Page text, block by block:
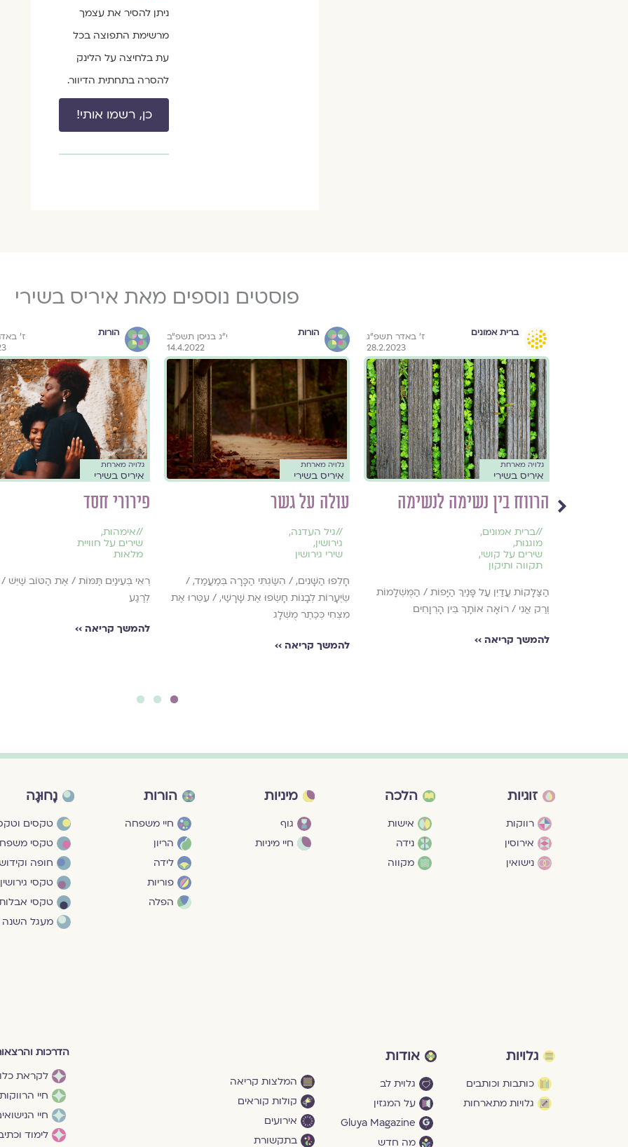
ניתן להסיר את עצמך
מרשימת התפוצה בכל
עת בלחיצה על הלינק
להסרה בתחתית הדיוור.
כן, רשמו אותי!
פוסטים נוספים מאת איריס בשירי
ברית אמונים
ז׳ באדר תשפ״ג
28.2.2023
גלויה מארחת
איריס בשירי
הרווח בין נשימה לנשימה
//ברית אמונים,
מוגנות,
שירים על קושי,
תקווה ותיקון
הַצַּלָּקוֹת עֲדַיִן עַל פָּנַיִךְ הַיָּפוֹת / הַמֻּשְׁלָמוֹת
וְרַק אֲנִי / רוֹאָה אוֹתָךְ בֵּין הָרְוָחִים
להמשך קריאה ››
הורות
י״ג בניסן תשפ״ב
14.4.2022
גלויה מארחת
איריס בשירי
עולה על גשר
//גיל העדנה,
גירושין,
שירי גירושין
חָלְפוּ הַשָּׁנִים, / הִשַּׂגְתִּי הַכָּרָה בְּמַעֲמַד, /
שֵׂיְּעָרוֹת לְבָנוֹת חָשְׂפוּ אֶת שָׁרָשַׁי, / עִטְּרוּ אֶת
מִצְחִי כְּכֶתֶר מֻשְׁלָג
להמשך קריאה ››
הורות
ז׳
גלויה מארחת
איריס בשירי
פירורי חסד
//אימהות,
שירים על חוויית
מלאות
רְאִי בְּעֵינַיִם תַּמּוֹת / אֶת הַטּוֹב שֶׁיֵּשׁ
לְרֶגַע
להמשך קריאה ››
1
זוגיות
רווקות
אירוסין
נישואין
הלכה
אישות
נידה
מקווה
מיניות
גוף
חיי מיניות
הורות
חיי משפחה
הריון
לידה
פוריות
הפלה
נָחוּגָה
טקסים
טקסי
חופה
טקסי גירושין
טקסי
מעגל השנה
גלויות
כותבות וכותבים
גלויות מתארחות
אודות
גלוית לב
על המגזין
Gluya Magazine
מה חדש
המלצות קריאה
קולות קוראים
אירועים
בתקשורת
הדרכות
לקראת
חיי הרווקות
חיי
לימוד